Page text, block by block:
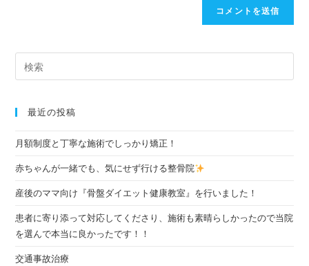
最近の投稿
月額制度と丁寧な施術でしっかり矯正！
赤ちゃんが一緒でも、気にせず行ける整骨院
産後のママ向け『骨盤ダイエット健康教室』を行いました！
患者に寄り添って対応してくださり、施術も素晴らしかったので当院
を選んで本当に良かったです！！
交通事故治療